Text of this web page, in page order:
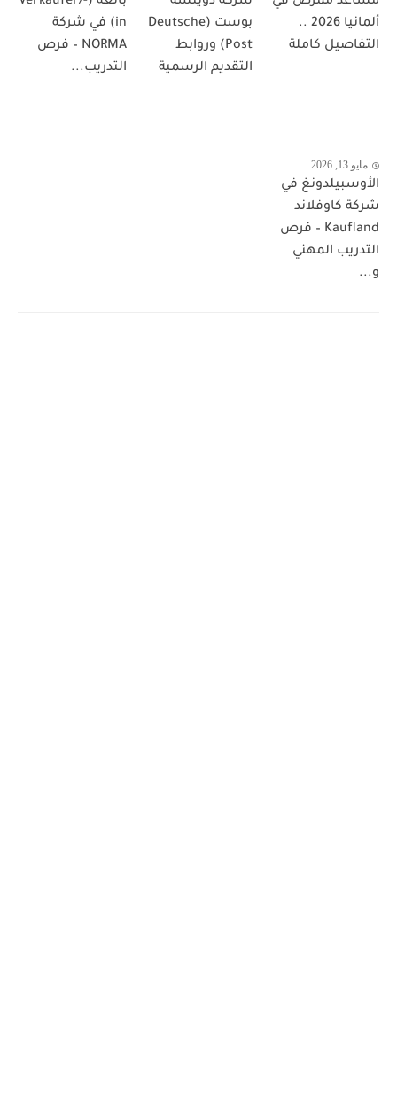
ألمانيا 2026 ..
التفاصيل كاملة
بوست (Deutsche
Post) وروابط
التقديم الرسمية
in) في شركة
NORMA – فرص
التدريب...
مايو 13, 2026
الأوسبيلدونغ في
شركة كاوفلاند
Kaufland – فرص
التدريب المهني
و...